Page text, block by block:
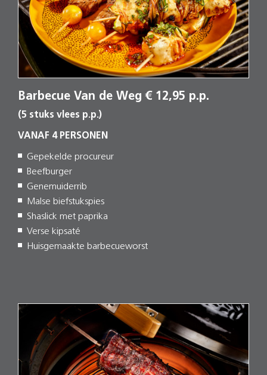
Barbecue Van de Weg € 12,95 p.p.
(5 stuks vlees p.p.)
VANAF 4 PERSONEN
Gepekelde procureur
Beefburger
Genemuiderrib
Malse biefstukspies
Shaslick met paprika
Verse kipsaté
Huisgemaakte barbecueworst